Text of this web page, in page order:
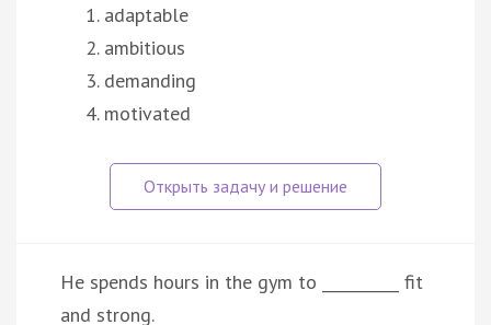
adaptable
ambitious
demanding
motivated
He spends hours in the gym to __________ fit
and strong.